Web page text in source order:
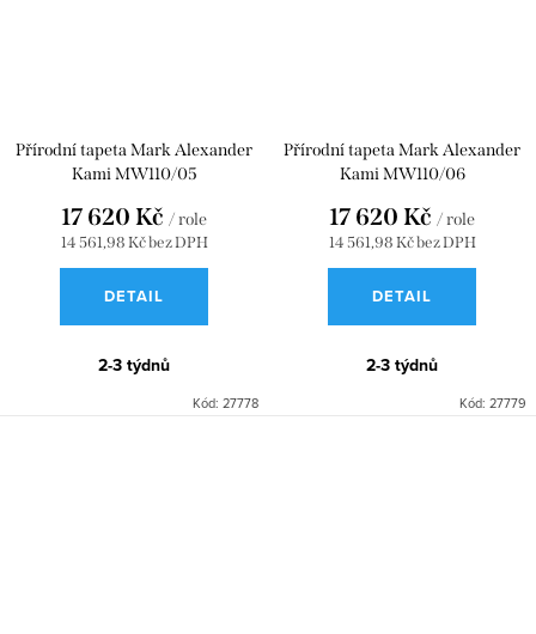
Přírodní tapeta Mark Alexander
Kami MW110/05
14 561,98 Kč bez DPH
17 620 Kč / role
DETAIL
2-3 týdnů
Kód: 27778
Přírodní tapeta Mark Alexander
Kami MW110/06
14 561,98 Kč bez DPH
17 620 Kč / role
DETAIL
2-3 týdnů
Kód: 27779